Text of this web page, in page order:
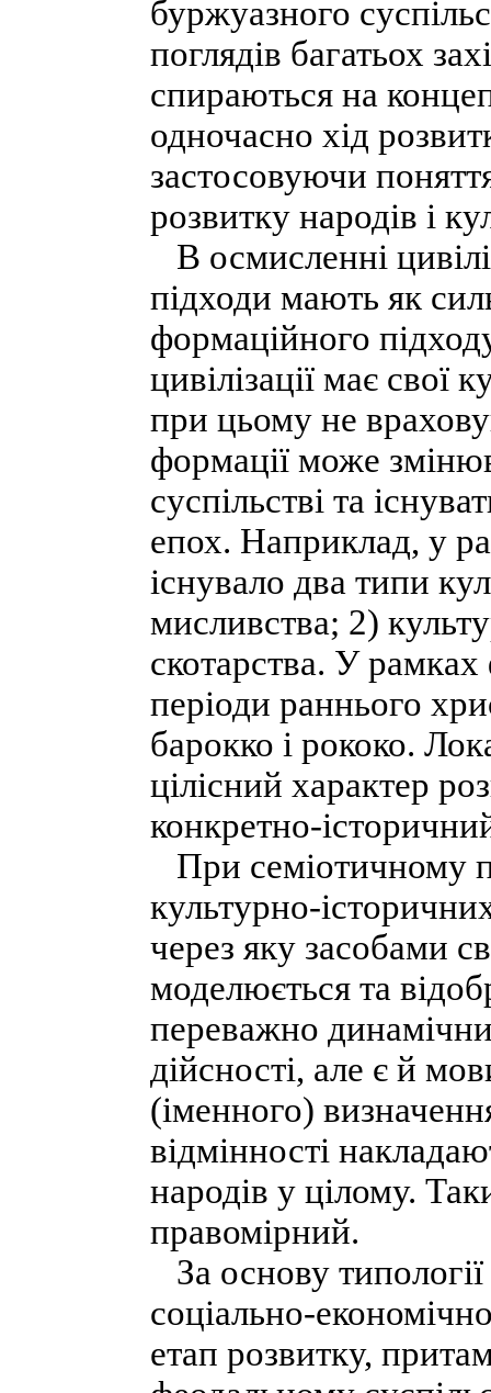
буржуазного
поглядів багатьох
спираються на
одночасно хід
застосовуючи
розвитку народів і
В осмисленні
підходи мають як
формаційного
цивілізації має свої
при цьому не
формації може
суспільстві та
епох. Наприклад, у
існувало два типи
мисливства; 2)
скотарства. У рамках
періоди раннього
барокко і рококо.
цілісний характер
конкретно-
При семіотичному
культурно-
через яку засобами
моделюється та
переважно
дійсності, але є й
(іменного)
відмінності
народів у цілому.
правомірний.
За основу
соціально-
етап розвитку,